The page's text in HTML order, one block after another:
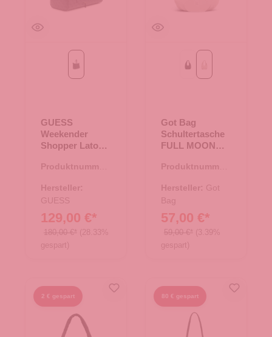
Coal Logo
GUESS
Weekender
Shopper Latona
Produktnummer:
Hersteller:
GUESS
129,00 €*
180,00 €* (28.33%
gespart)
Black
Got Bag
Schultertasche
FULL MOON
Produktnummer:
Hersteller: Got
Bag
57,00 €*
59,00 €* (3.39%
gespart)
2 € gespart 80 € gespart